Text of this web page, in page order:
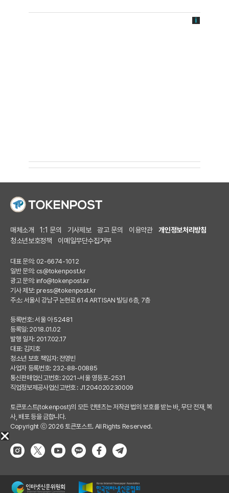
매체소개 1:1 문의 기사제보 광고 문의 이용약관
개인정보처리방침
청소년보호정책
이메일무단수집거부
대표 문의: 02-6674-1012
일반 문의: cs@tokenpost.kr
광고 문의: info@tokenpost.kr
기사 제보: press@tokenpost.kr
주소: 서울시 강남구 논현로 614 ARTISAN 빌딩 6층, 7층
등록번호: 서울 아 52481
등록일: 2018.01.02
발행 일자: 2017.02.17
대표: 김지호
청소년 보호 책임자: 전영빈
사업자 등록번호: 232-88-00885
통신판매업신고번호: 2021-서울 영등포-2531
직업정보제공사업신고번호 : J1204020230009
토큰포스트(tokenpost)의 모든 컨텐츠는 저작권 법의 보호를 받는 바, 무단 전재, 복
사, 배포 등을 금합니다.
Copyright ⓒ 2026 토큰포스트. All Rights Reserved.